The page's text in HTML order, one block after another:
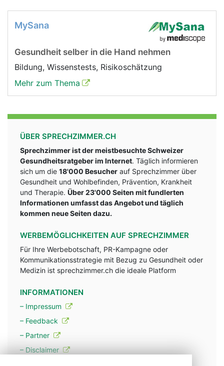
MySana
Gesundheit selber in die Hand nehmen
Bildung, Wissenstests, Risikoschätzung
Mehr zum Thema
ÜBER SPRECHZIMMER.CH
Sprechzimmer ist der meistbesuchte Schweizer
Gesundheitsratgeber im Internet. Täglich informieren
sich um die 18'000 Besucher auf Sprechzimmer über
Gesundheit und Wohlbefinden, Prävention, Krankheit
und Therapie. Über 23'000 Seiten mit fundlerten
Informationen umfasst das Angebot und täglich
kommen neue Seiten dazu.
WERBEMÖGLICHKEITEN AUF SPRECHZIMMER
Für Ihre Werbebotschaft, PR-Kampagne oder
Kommunikationsstrategie mit Bezug zu Gesundheit oder
Medizin ist sprechzimmer.ch die ideale Platform
INFORMATIONEN
– Impressum
– Feedback
– Partner
– Disclaimer